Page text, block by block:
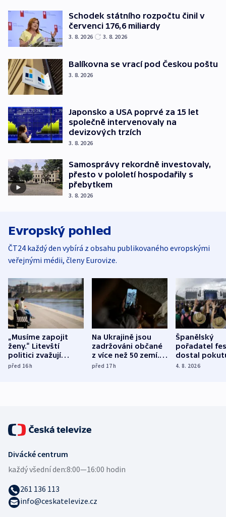
Schodek státního rozpočtu činil v
červenci 176,6 miliardy
3. 8. 2026 3. 8. 2026
Balíkovna se vrací pod Českou poštu
3. 8. 2026
Japonsko a USA poprvé za 15 let
společně intervenovaly na
devizových trzích
3. 8. 2026
Samosprávy rekordně investovaly,
přesto v pololetí hospodařily s
přebytkem
3. 8. 2026
Evropský pohled
ČT24 každý den vybírá z obsahu publikovaného evropskými
veřejnými médii, členy Eurovize.
„Musíme zapojit
ženy.“ Litevští
politici zvažují
dohodu o
před 16h
Na Ukrajině jsou
zadržováni občané
z více než 50 zemí.
Bojovali na straně
před 17h
Španělský
pořadatel
dostal
nekalé
4. 8. 2026
Divácké centrum
každý všední den:8:00—16:00 hodin
261 136 113
info@ceskatelevize.cz